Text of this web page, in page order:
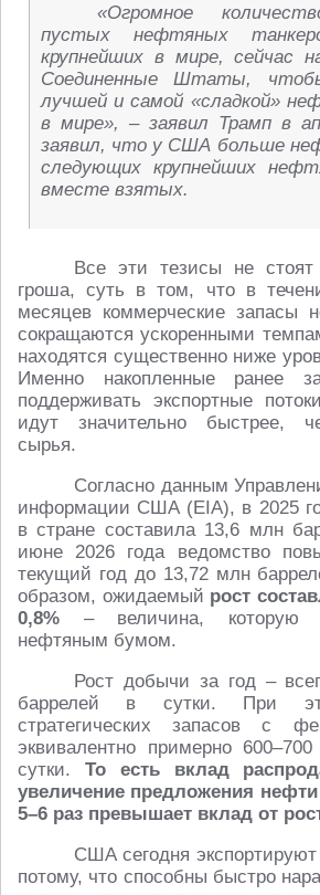
«Огромное
пустых нефтяных
крупнейших в мире, сейчас
Соединенные Штаты,
лучшей и самой «сладкой»
в мире», – заявил Трамп в
заявил, что у США больше
следующих крупнейших
вместе взятых.
Все эти тезисы не
гроша, суть в том, что в
месяцев коммерческие
сокращаются ускоренными
находятся существенно ниже
Именно накопленные ранее
поддерживать экспортные
идут значительно быстрее,
сырья.
Согласно данным
информации США (EIA), в 2025
в стране составила 13,6 млн
июне 2026 года ведомство
текущий год до 13,72 млн
образом, ожидаемый рост
0,8% – величина, которую
нефтяным бумом.
Рост добычи за год –
баррелей в сутки. При
стратегических запасов с
эквивалентно примерно
сутки. То есть вклад
увеличение предложения
5–6 раз превышает вклад от
США сегодня
потому, что способны быстро